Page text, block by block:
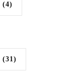
(4)
(31)